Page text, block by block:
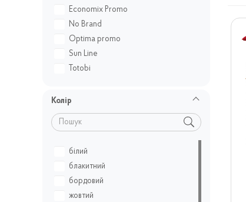
Economix Promo
No Brand
Optima promo
Sun Line
Totobi
Колір
білий
блакитний
бордовий
жовтий